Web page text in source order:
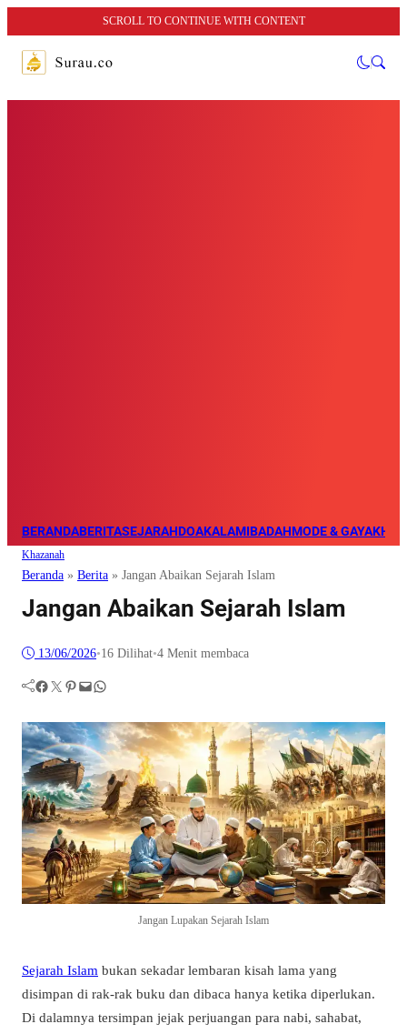
SCROLL TO CONTINUE WITH CONTENT
BERANDABERITASEJARAHDOAKALAMIBADAHMODE & GAYA
Khazanah
Beranda » Berita » Jangan Abaikan Sejarah Islam
Jangan Abaikan Sejarah Islam
13/06/2026•16 Dilihat•4 Menit membaca
Facebook Twitter Pinterest Mail WhatsApp
Jangan Lupakan Sejarah Islam
Sejarah Islam bukan sekadar lembaran kisah lama yang
disimpan di rak-rak buku dan dibaca hanya ketika diperlukan.
Di dalamnya tersimpan jejak perjuangan para nabi, sahabat,